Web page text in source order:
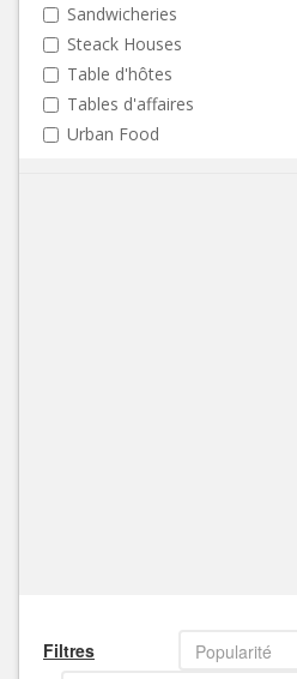
Sandwicheries
Steack Houses
Table d'hôtes
Tables d'affaires
Urban Food
Filtres
Popularité